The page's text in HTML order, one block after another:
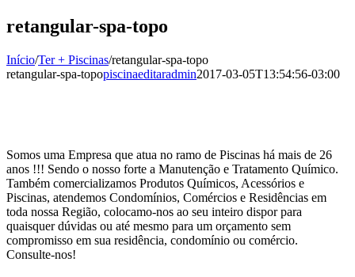
retangular-spa-topo
Início/Ter + Piscinas/retangular-spa-topo
retangular-spa-topopiscinaeditaradmin2017-03-05T13:54:56-03:00
Somos uma Empresa que atua no ramo de Piscinas há mais de 26
anos !!! Sendo o nosso forte a Manutenção e Tratamento Químico.
Também comercializamos Produtos Químicos, Acessórios e
Piscinas, atendemos Condomínios, Comércios e Residências em
toda nossa Região, colocamo-nos ao seu inteiro dispor para
quaisquer dúvidas ou até mesmo para um orçamento sem
compromisso em sua residência, condomínio ou comércio.
Consulte-nos!